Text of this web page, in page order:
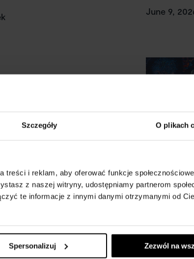
Szczegóły O plikach
i reklam, aby oferować funkcje
z naszej witryny, udostępniamy partnerom
te informacje z innymi danymi otrzymanymi od
Spersonalizuj Zezwól na
June 9,